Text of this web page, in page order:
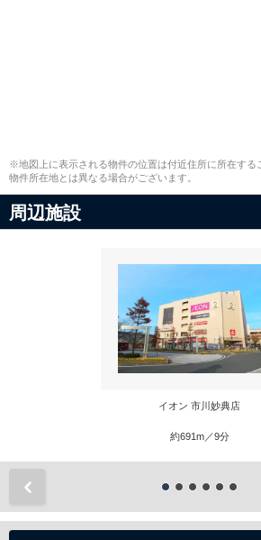
※地図上に表示される物件の位置は付近住所に所在する
物件所在地とは異なる場合がございます。
周辺施設
イオン 市川妙典店
約691m／9分